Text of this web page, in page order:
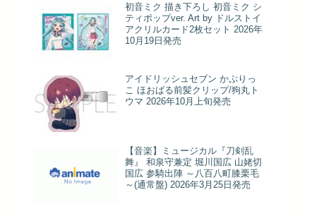
初音ミク 描き下ろし 初音ミク シ
ティポップver. Art by ドルストイ
アクリルカード2枚セット 2026年
10月19日発売
アイドリッシュセブン かぷりっ
こ ほおばる前髪クリップ/狗丸ト
ウマ 2026年10月上旬発売
【音楽】ミュージカル『刀剣乱
舞』 和泉守兼定 堀川国広 山姥切
国広 参騎出陣 ～八百八町膝栗毛
～(通常盤) 2026年3月25日発売